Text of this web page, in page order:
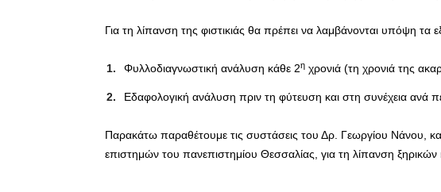
Για τη λίπανση της φιστικιάς θα πρέπει να λαμβάνονται υπόψη τα
Φυλλοδιαγνωστική ανάλυση κάθε 2η χρονιά (τη χρονιά της
Εδαφολογική ανάλυση πριν τη φύτευση και στη συνέχεια ανά
Παρακάτω παραθέτουμε τις συστάσεις του Δρ. Γεωργίου Νάνου,
επιστημών του πανεπιστημίου Θεσσαλίας, για τη λίπανση